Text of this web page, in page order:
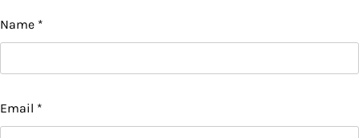
Name *
Email *